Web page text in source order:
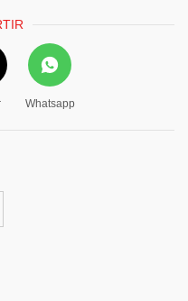
Whatsapp